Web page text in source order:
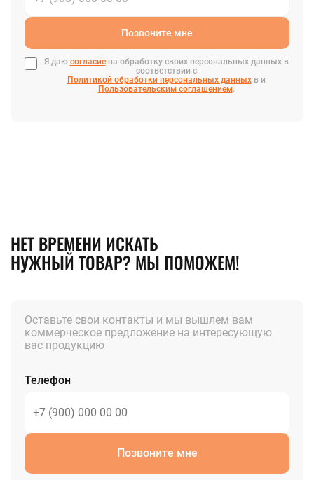
Позвоните мне
Я даю согласиена обработку своих персональных данных в
соответствии с
Политикой обработки персональных данныхв и
Пользовательским соглашением.
НЕТ ВРЕМЕНИ ИСКАТЬ
НУЖНЫЙ ТОВАР? МЫ ПОМОЖЕМ!
Оставьте свои контакты и мы вышлем вам
коммерческое предложение на интересующую
вас продукцию
Телефон
Позвоните мне